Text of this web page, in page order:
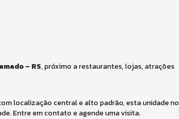
– RS, próximo a restaurantes, lojas, atrações
localização central e alto padrão, esta unidade no
Entre em contato e agende uma visita.